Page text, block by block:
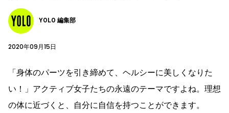
YOLO 編集部
2020年09月15日
「身体のパーツを引き締めて、ヘルシーに美しくなりた
い！」アクティブ女子たちの永遠のテーマですよね。理想
の体に近づくと、自分に自信を持つことができます。